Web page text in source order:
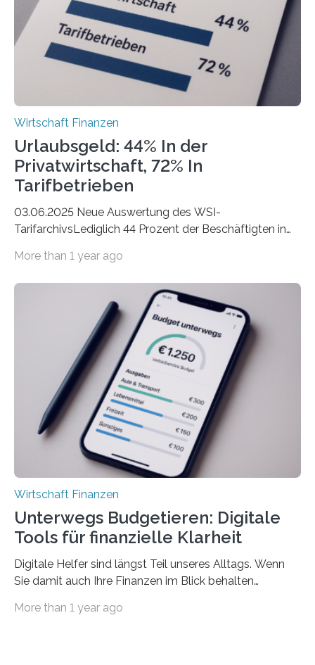
hingegen die Existenzgründungsintensität – die Anzahl
der freiberuflichen Gründungen je…
Wirtschaft Finanzen
Urlaubsgeld: 44% In der
Privatwirtschaft, 72% In
Tarifbetrieben
03.06.2025 Neue Auswertung des WSI-
TarifarchivsLediglich 44 Prozent der Beschäftigten in
tarifgebundenen Betrieben ist der Anteil mit 72 Prozent
Unterkünfte fast überall deutlich teurer geworden. Für
viele Beschäftigte ist deshalb das zumeist im Juni oder
Juli ausgezahlte Urlaubsgeld ein wichtiger Faktor, um
sich den wohlverdienten Jahresurlaub leisten zu
können. Allerdings erhält mit 44 Prozent noch nicht
einmal die Hälfte aller Beschäftigten in der
Privatwirtschaft Urlaubsgeld. Zu diesem…
More than 1 year ago
Wirtschaft Finanzen
Unterwegs Budgetieren: Digitale
Tools für finanzielle Klarheit
Digitale Helfer sind längst Teil unseres Alltags. Wenn
Sie damit auch Ihre Finanzen im Blick behalten
die genau das ermöglichen: Sie helfen Ihnen, Ausgaben
More than 1 year ago